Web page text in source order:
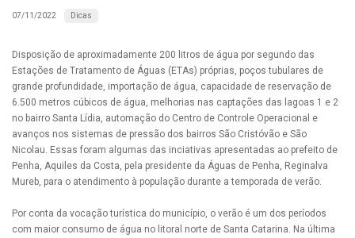
07/11/2022 Dicas
Disposição de aproximadamente 200 litros de água por segundo das
Estações de Tratamento de Águas (ETAs) próprias, poços tubulares de
grande profundidade, importação de água, capacidade de reservação de
6.500 metros cúbicos de água, melhorias nas captações das lagoas 1 e 2
no bairro Santa Lídia, automação do Centro de Controle Operacional e
avanços nos sistemas de pressão dos bairros São Cristóvão e São
Nicolau. Essas foram algumas das inciativas apresentadas ao prefeito de
Penha, Aquiles da Costa, pela presidente da Águas de Penha, Reginalva
Mureb, para o atendimento à população durante a temporada de verão.
Por conta da vocação turística do município, o verão é um dos períodos
com maior consumo de água no litoral norte de Santa Catarina. Na última